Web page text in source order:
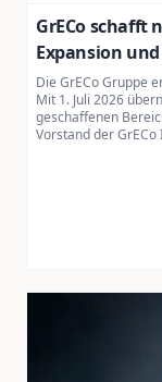
GrECo schafft
Expansion
Die GrECo Gruppe
Mit 1. Juli 2026
geschaffenen
Vorstand der